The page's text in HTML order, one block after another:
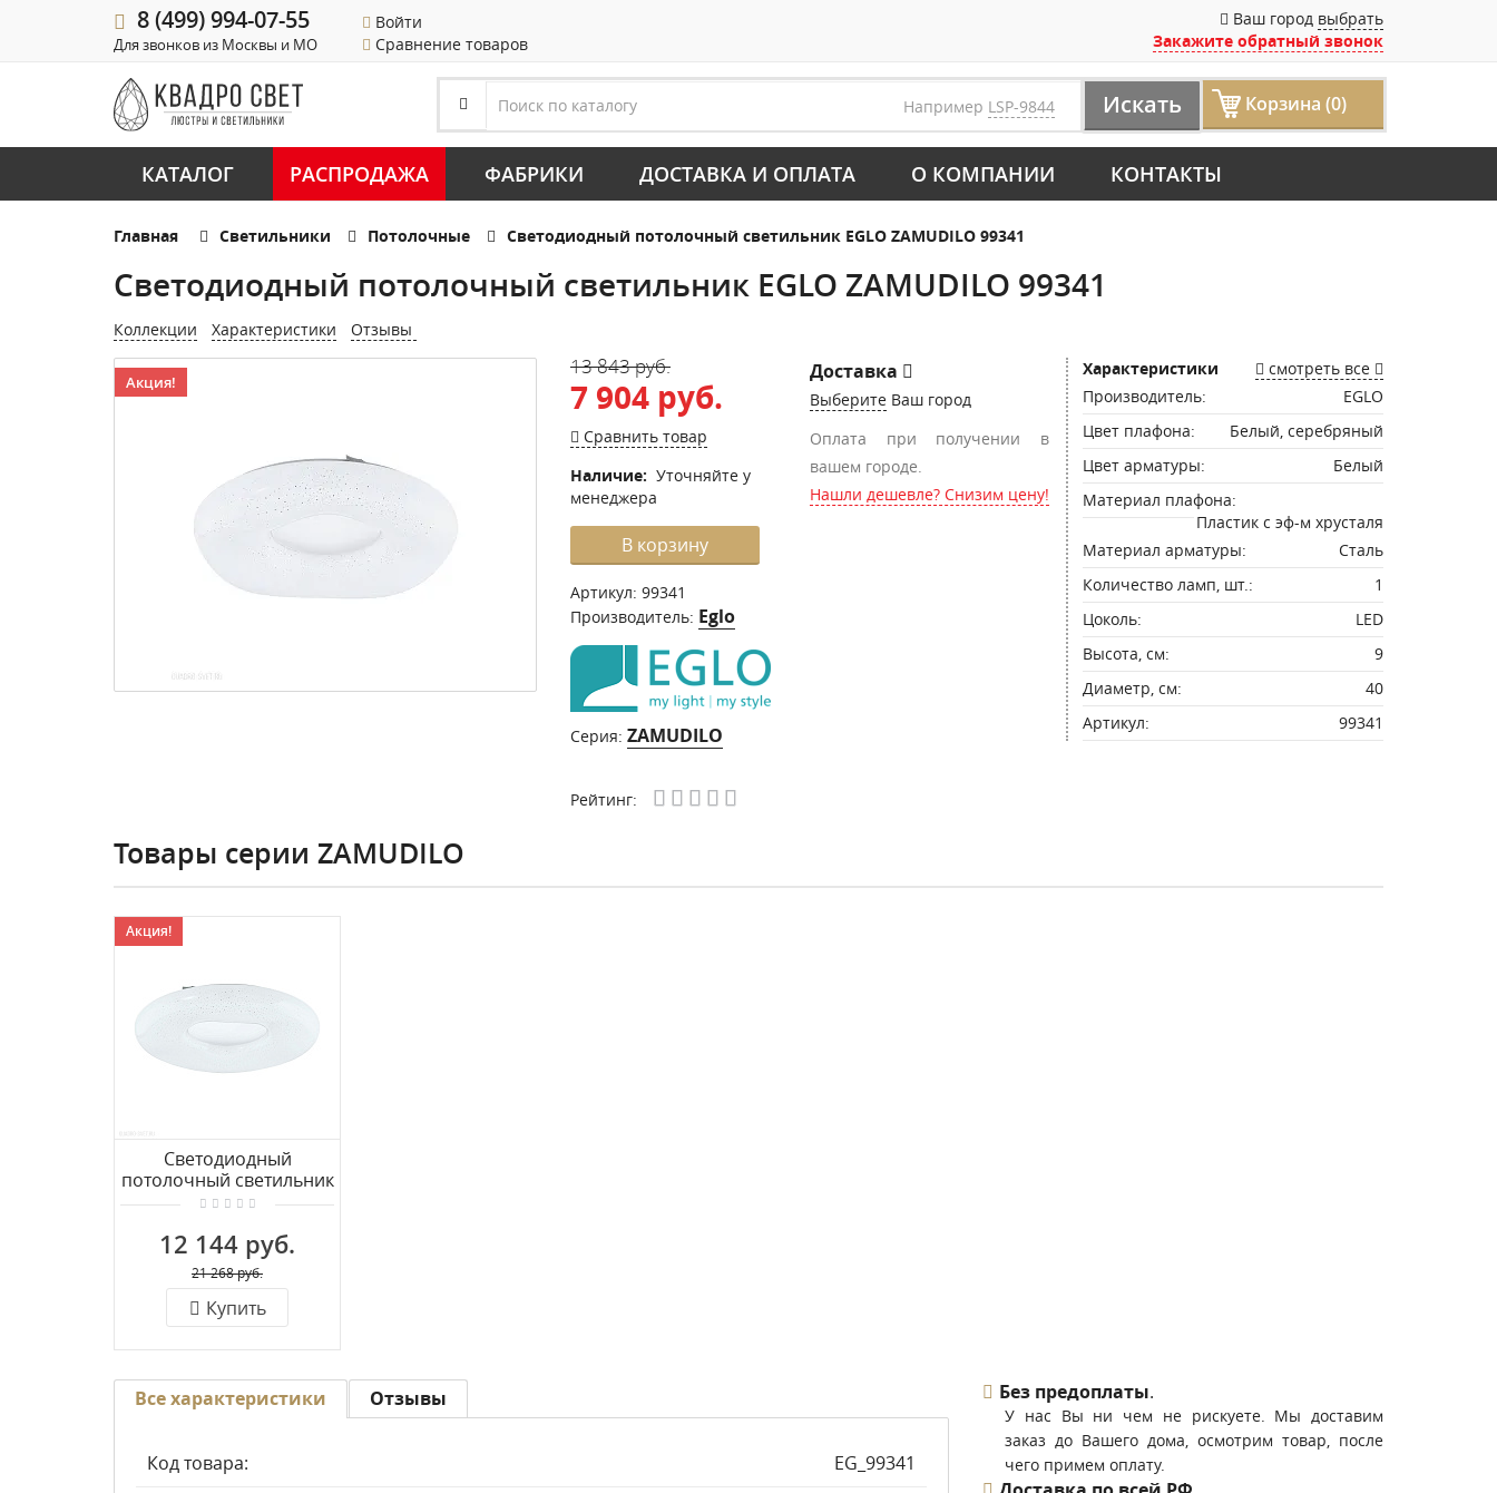
8 (499) 994-07-55
Для звонков из Москвы и МО
Войти
Сравнение товаров
Ваш город выбрать
Закажите обратный звонок
Например LSP-9844 Искать Корзина (0)
КАТАЛОГ РАСПРОДАЖА ФАБРИКИ ДОСТАВКА И ОПЛАТА О КОМПАНИИ КОНТАКТЫ
Главная Светильники Потолочные Светодиодный потолочный светильник EGLO ZAMUDILO 99341
Светодиодный потолочный светильник EGLO ZAMUDILO 99341
Коллекции Характеристики Отзывы
Акция!
13 843 руб.
7 904 руб.
Сравнить товар
Наличие: Уточняйте у
менеджера
В корзину
Артикул: 99341
Производитель: Eglo
Серия: ZAMUDILO
Доставка
Выберите Ваш город
Оплата при получении в
вашем городе.
Нашли дешевле? Снизим цену!
Рейтинг:
Характеристики
смотреть все
Производитель:
EGLO
Цвет плафона:
Белый, серебряный
Цвет арматуры:
Белый
Материал плафона:
Пластик с эф-м хрусталя
Материал арматуры:
Сталь
Количество ламп, шт.:
1
Цоколь:
LED
Высота, см:
9
Диаметр, см:
40
Артикул:
99341
Товары серии ZAMUDILO
Акция!
Светодиодный
потолочный светильник
EGLO ZAMUDILO 99342
12 144 руб.
21 268 руб.
Купить
Все характеристики
Код товара:
EG_99341
Отзывы Без предоплаты.
У нас Вы ни чем не рискуете. Мы доставим
заказ до Вашего дома, осмотрим товар, после
чего примем оплату.